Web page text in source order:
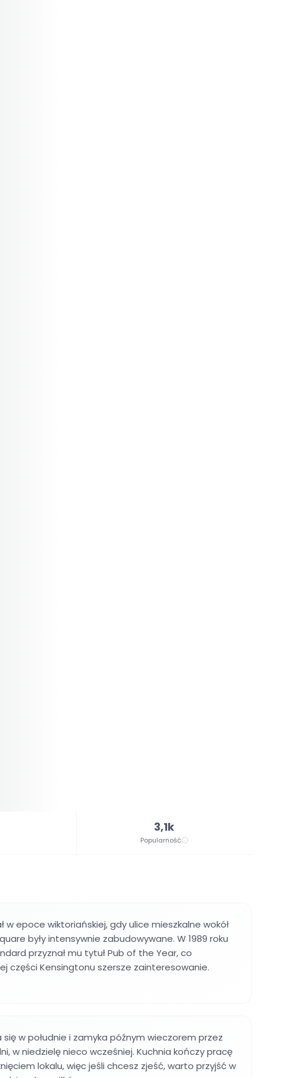
3,1k
Popularność
w epoce wiktoriańskiej, gdy ulice mieszkalne wokół
były intensywnie zabudowywane. W 1989 roku
przyznał mu tytuł Pub of the Year, co
części Kensingtonu szersze zainteresowanie.
w południe i zamyka późnym wieczorem przez
w niedzielę nieco wcześniej. Kuchnia kończy pracę
lokalu, więc jeśli chcesz zjeść, warto przyjść w